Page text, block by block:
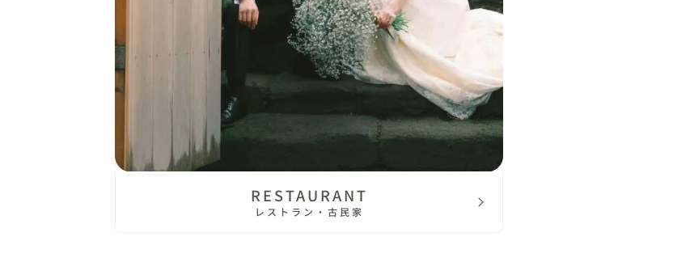
RESTAURANT
レストラン・古民家